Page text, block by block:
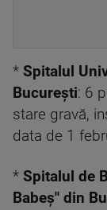
* Spitalul
Bucureşti: 6
stare gravă,
data de 1
* Spitalul de
Babeş" din